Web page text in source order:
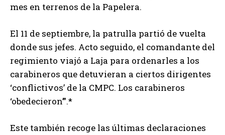
mes en terrenos de la Papelera.
El 11 de septiembre, la patrulla partió de vuelta
donde sus jefes. Acto seguido, el comandante del
regimiento viajó a Laja para ordenarles a los
carabineros que detuvieran a ciertos dirigentes
‘conflictivos’ de la CMPC. Los carabineros
‘obedecieron’”.*
Este también recoge las últimas declaraciones